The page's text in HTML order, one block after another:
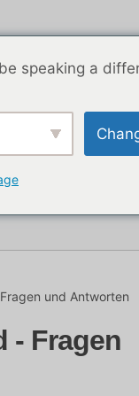
und Antworten
- Fragen
speaking a